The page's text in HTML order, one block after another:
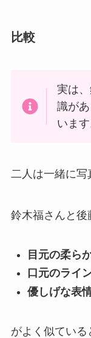
比較
実は
識が
います
二人は一緒に写
鈴木福さんと後
目元の柔ら
口元のライ
優しげな表
がよく似ている